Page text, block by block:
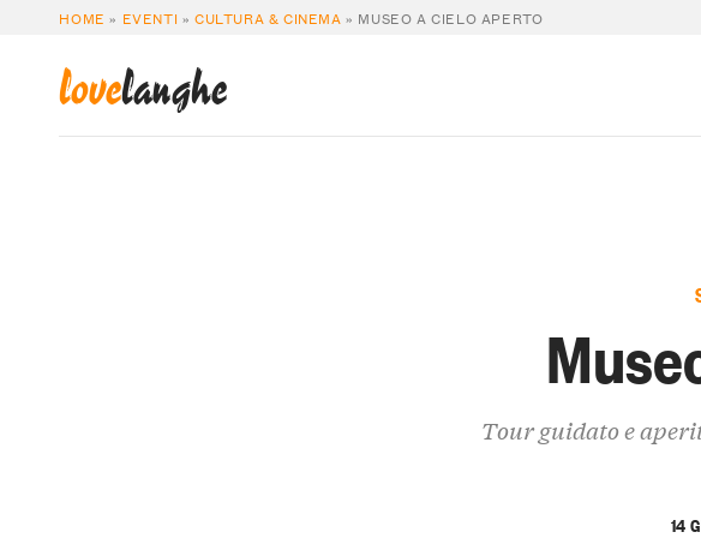
HOME » EVENTI »CULTURA & CINEMA » MUSEO A CIELO APERTO
lovelanghe
Tour guidato e
14